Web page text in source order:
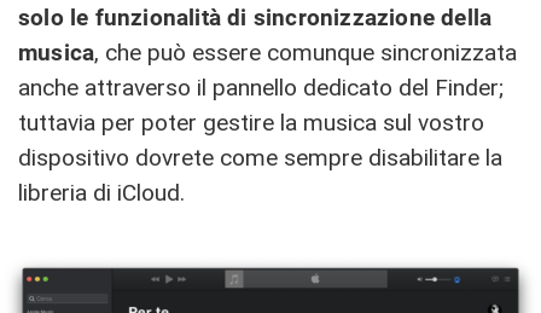
solo le funzionalità di sincronizzazione della
musica, che può essere comunque sincronizzata
anche attraverso il pannello dedicato del Finder;
tuttavia per poter gestire la musica sul vostro
dispositivo dovrete come sempre disabilitare la
libreria di iCloud.